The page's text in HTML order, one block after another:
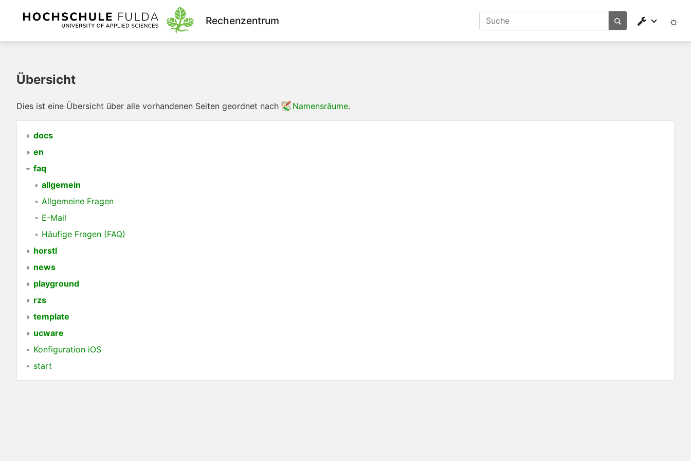
Rechenzentrum
Übersicht
Dies ist eine Übersicht über alle vorhandenen Seiten geordnet nach Namensräume.
docs
en
faq
allgemein
Allgemeine Fragen
E-Mail
Häufige Fragen (FAQ)
horstl
news
playground
rzs
template
ucware
Konfiguration iOS
start